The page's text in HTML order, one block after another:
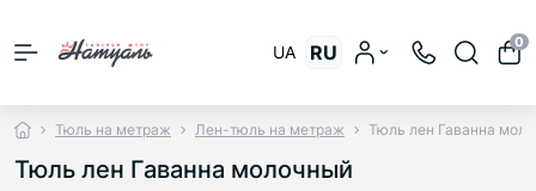
UA RU 0
Тюль на метраж Лен-тюль на метраж Тюль лен Гаванна
Тюль лен Гаванна молочный